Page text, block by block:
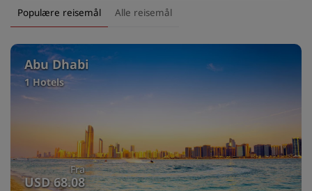
Populære reisemål Alle reisemål
Abu Dhabi
1 Hotels
Fra
USD 68.08